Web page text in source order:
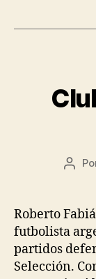
Autor
Roberto
futbolista
partidos
Selección.